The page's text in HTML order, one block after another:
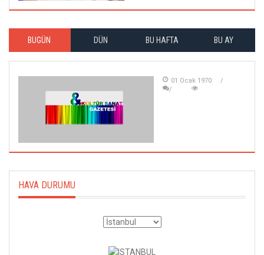
BUGÜN DÜN BU HAFTA BU AY
01 Ocak 1970
HAVA DURUMU